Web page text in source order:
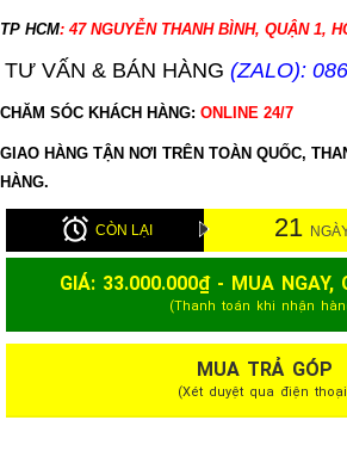
TP HCM: 47 NGUYỄN THANH BÌNH, QUẬN 1,
TƯ VẤN & BÁN HÀNG (ZALO):
CHĂM SÓC KHÁCH HÀNG: ONLINE 24/7
GIAO HÀNG TẬN NƠI TRÊN TOÀN QUỐC,
HÀNG.
CÒN LẠI 21
GIÁ: 33.000.000₫ - MUA NGAY,
(Thanh toán khi nhận
MUA TRẢ GÓP
(Xét duyệt qua điện